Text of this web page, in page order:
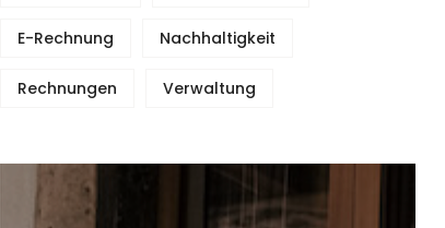
E-Rechnung Nachhaltigkeit
Rechnungen Verwaltung